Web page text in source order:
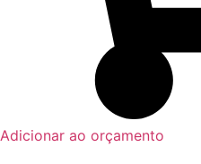
Adicionar ao orçamento